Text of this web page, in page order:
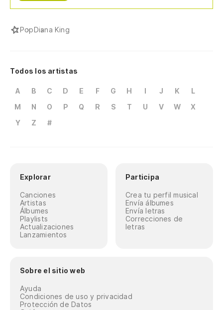
PopDiana King
Todos los artistas
A B C D E F G H I J K
L
M
N O P Q R S T U V W
X
Y
Z #
Explorar
Canciones
Artistas
Álbumes
Playlists
Actualizaciones
Lanzamientos
Participa
Crea tu perfil musical
Envía álbumes
Envía letras
Correcciones de
letras
Sobre el sitio web
Ayuda
Condiciones de uso y privacidad
Protección de Datos